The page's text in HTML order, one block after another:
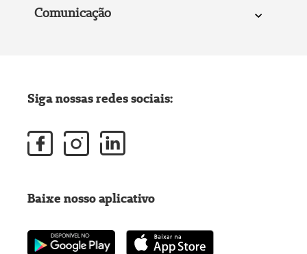
Comunicação
Siga nossas redes sociais:
Baixe nosso aplicativo